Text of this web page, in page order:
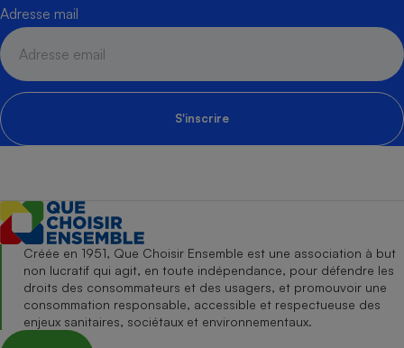
Adresse mail
S'inscrire
Créée en 1951, Que Choisir Ensemble est une association à but
non lucratif qui agit, en toute indépendance, pour défendre les
droits des consommateurs et des usagers, et promouvoir une
consommation responsable, accessible et respectueuse des
enjeux sanitaires, sociétaux et environnementaux.